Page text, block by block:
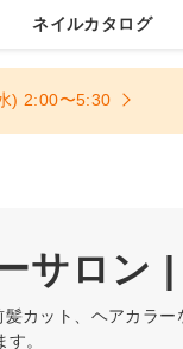
ネイルカタログ
) 2:00〜5:30
サロン |
カット、ヘアカラ
。